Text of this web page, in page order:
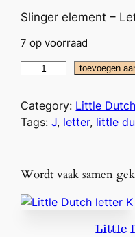
Slinger element –
7 op voorraad
t
t
D
t
toevoegen
Category: Little Dutch
Tags:J, letter, little
Wordt vaak samen
Little